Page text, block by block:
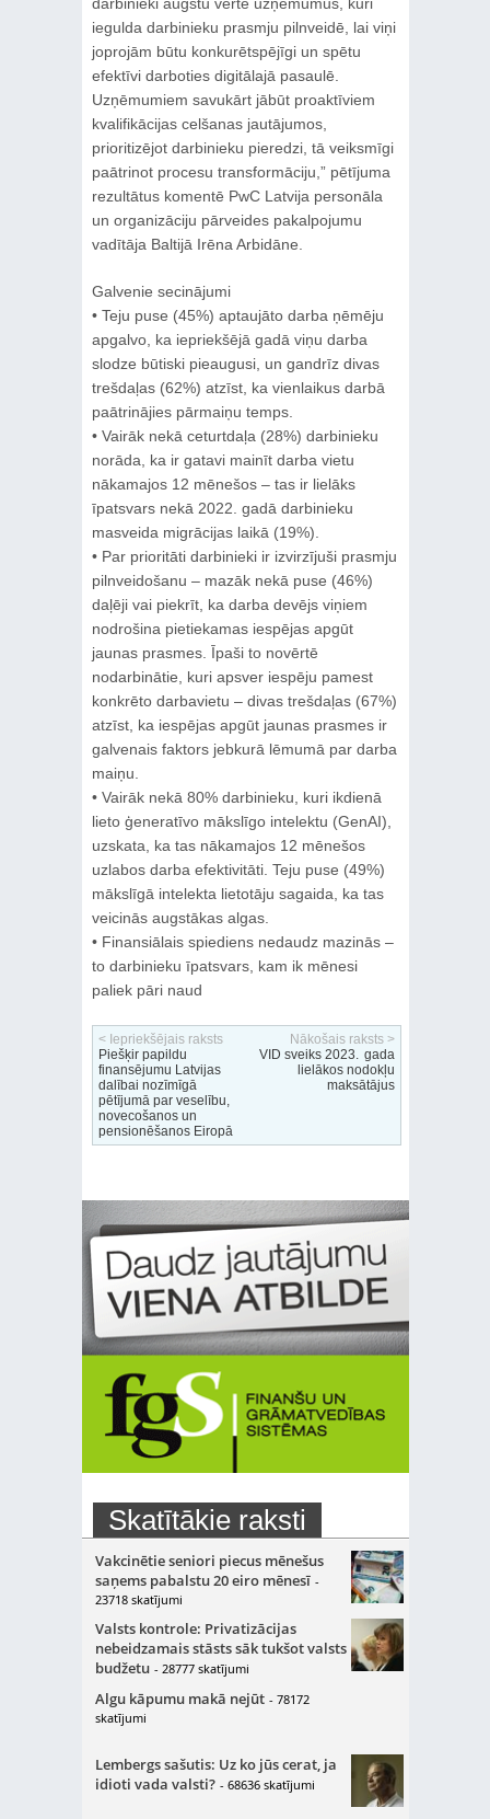
iegulda darbinieku prasmju pilnveidē, lai viņi
joprojām būtu konkurētspējīgi un spētu
efektīvi darboties digitālajā pasaulē.
Uzņēmumiem savukārt jābūt proaktīviem
kvalifikācijas celšanas jautājumos,
prioritizējot darbinieku pieredzi, tā veiksmīgi
paātrinot procesu transformāciju,” pētījuma
rezultātus komentē PwC Latvija personāla
un organizāciju pārveides pakalpojumu
vadītāja Baltijā Irēna Arbidāne.
Galvenie secinājumi
• Teju puse (45%) aptaujāto darba ņēmēju
apgalvo, ka iepriekšējā gadā viņu darba
slodze būtiski pieaugusi, un gandrīz divas
trešdaļas (62%) atzīst, ka vienlaikus darbā
paātrinājies pārmaiņu temps.
• Vairāk nekā ceturtdaļa (28%) darbinieku
norāda, ka ir gatavi mainīt darba vietu
nākamajos 12 mēnešos – tas ir lielāks
īpatsvars nekā 2022. gadā darbinieku
masveida migrācijas laikā (19%).
• Par prioritāti darbinieki ir izvirzījuši prasmju
pilnveidošanu – mazāk nekā puse (46%)
daļēji vai piekrīt, ka darba devējs viņiem
nodrošina pietiekamas iespējas apgūt
jaunas prasmes. Īpaši to novērtē
nodarbinātie, kuri apsver iespēju pamest
konkrēto darbavietu – divas trešdaļas (67%)
atzīst, ka iespējas apgūt jaunas prasmes ir
galvenais faktors jebkurā lēmumā par darba
maiņu.
• Vairāk nekā 80% darbinieku, kuri ikdienā
lieto ģeneratīvo mākslīgo intelektu (GenAI),
uzskata, ka tas nākamajos 12 mēnešos
uzlabos darba efektivitāti. Teju puse (49%)
mākslīgā intelekta lietotāju sagaida, ka tas
veicinās augstākas algas.
• Finansiālais spiediens nedaudz mazinās –
to darbinieku īpatsvars, kam ik mēnesi
paliek pāri naud
< Iepriekšējais raksts
Piešķir papildu
finansējumu Latvijas
dalībai nozīmīgā
pētījumā par veselību,
novecošanos un
pensionēšanos Eiropā
Nākošais raksts >
VID sveiks 2023. gada
lielākos nodokļu
maksātājus
Skatītākie raksti
Vakcinētie seniori piecus mēnešus
saņems pabalstu 20 eiro mēnesī -
23718 skatījumi
Valsts kontrole: Privatizācijas
nebeidzamais stāsts sāk tukšot valsts
budžetu - 28777 skatījumi
Algu kāpumu makā nejūt - 78172
skatījumi
Lembergs sašutis: Uz ko jūs cerat, ja
idioti vada valsti? - 68636 skatījumi